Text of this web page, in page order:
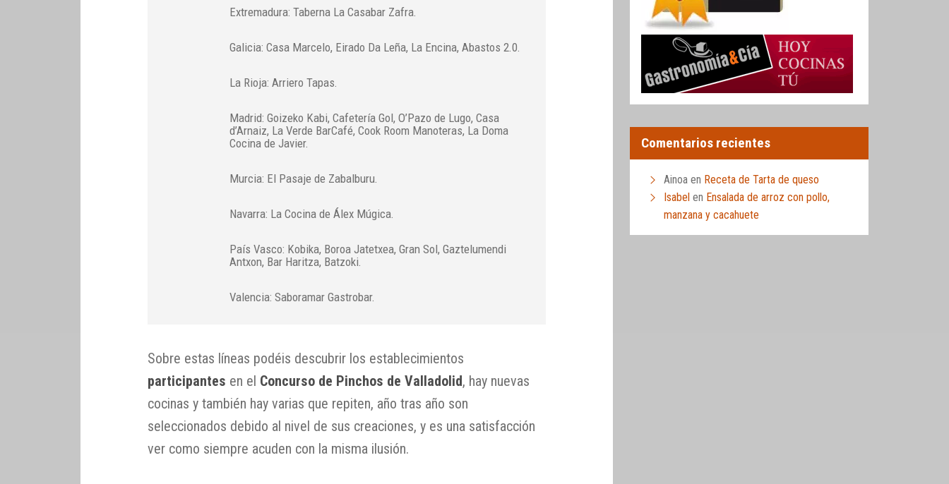
Extremadura: Taberna La Casabar Zafra.
Galicia: Casa Marcelo, Eirado Da Leña, La Encina, Abastos 2.0.
La Rioja: Arriero Tapas.
Madrid: Goizeko Kabi, Cafetería Gol, O’Pazo de Lugo, Casa
d’Arnaiz, La Verde BarCafé, Cook Room Manoteras, La Doma
Cocina de Javier.
Murcia: El Pasaje de Zabalburu.
Navarra: La Cocina de Álex Múgica.
País Vasco: Kobika, Boroa Jatetxea, Gran Sol, Gaztelumendi
Antxon, Bar Haritza, Batzoki.
Valencia: Saboramar Gastrobar.
Sobre estas líneas podéis descubrir los establecimientos
participantes en el Concurso de Pinchos de Valladolid, hay nuevas
cocinas y también hay varias que repiten, año tras año son
seleccionados debido al nivel de sus creaciones, y es una satisfacción
ver como siempre acuden con la misma ilusión.
Comentarios recientes
Ainoa en Receta de Tarta de queso
Isabel en Ensalada de arroz con pollo,
manzana y cacahuete